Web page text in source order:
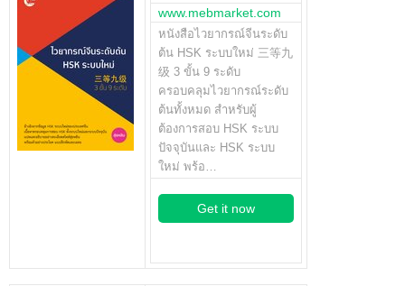
www.mebmarket.com
หนังสือไวยากรณ์จีนระดับ
ต้น HSK ระบบใหม่ 三等九
级 3 ขั้น 9 ระดับ
ครอบคลุมไวยากรณ์ระดับ
ต้นทั้งหมด สำหรับผู้
ต้องการสอบ HSK ระบบ
ปัจจุบันและ HSK ระบบ
ใหม่ พร้อ…
Get it now